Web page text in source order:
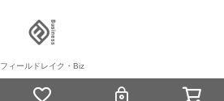
フィールドレイク・Biz